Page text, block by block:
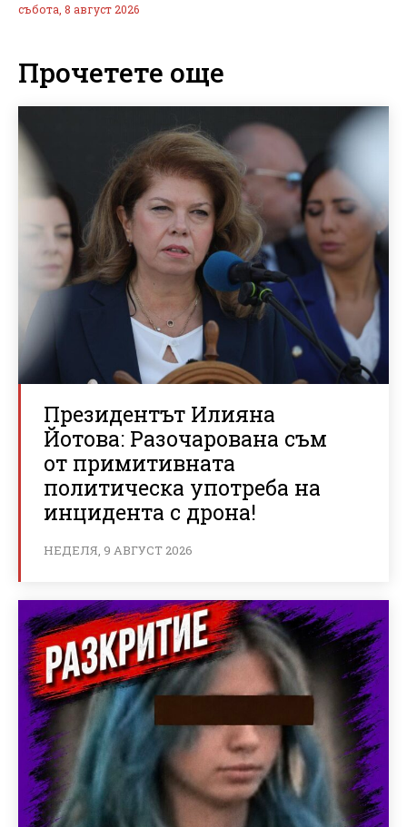
събота, 8 август 2026
Прочетете още
Президентът Илияна
Йотова: Разочарована съм
от примитивната
политическа употреба на
инцидента с дрона!
НЕДЕЛЯ, 9 АВГУСТ 2026